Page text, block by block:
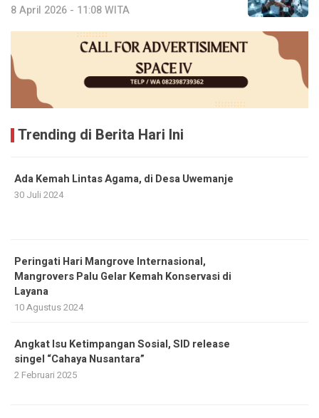
8 April 2026 - 11:08 WITA
Trending di Berita Hari Ini
Ada Kemah Lintas Agama, di Desa Uwemanje
30 Juli 2024
Peringati Hari Mangrove Internasional,
Mangrovers Palu Gelar Kemah Konservasi di
Layana
10 Agustus 2024
Angkat Isu Ketimpangan Sosial, SID release
singel “Cahaya Nusantara”
2 Februari 2025